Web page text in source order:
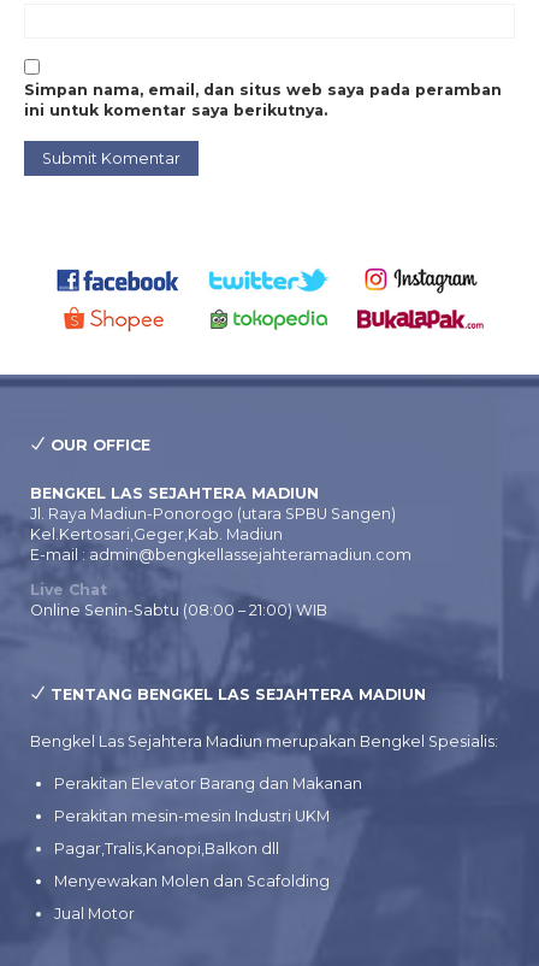
Simpan nama, email, dan situs web saya pada peramban
ini untuk komentar saya berikutnya.
OUR OFFICE
BENGKEL LAS SEJAHTERA MADIUN
Jl. Raya Madiun-Ponorogo (utara SPBU Sangen)
Kel.Kertosari,Geger,Kab. Madiun
E-mail : admin@bengkellassejahteramadiun.com
Live Chat
Online Senin-Sabtu (08:00 – 21:00) WIB
TENTANG BENGKEL LAS SEJAHTERA MADIUN
Bengkel Las Sejahtera Madiun merupakan Bengkel Spesialis:
Perakitan Elevator Barang dan Makanan
Perakitan mesin-mesin Industri UKM
Pagar,Tralis,Kanopi,Balkon dll
Menyewakan Molen dan Scafolding
Jual Motor